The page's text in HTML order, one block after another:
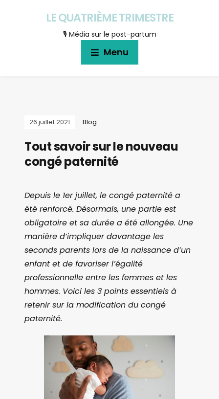
LE QUATRIÈME TRIMESTRE
🎙 Média sur le post-partum
Menu
26 juillet 2021 Blog
Tout savoir sur le nouveau
congé paternité
Depuis le 1er juillet, le congé paternité a
été renforcé. Désormais, une partie est
obligatoire et sa durée a été allongée. Une
manière d’impliquer davantage les
seconds parents lors de la naissance d’un
enfant et de favoriser l’égalité
professionnelle entre les femmes et les
hommes. Voici les 3 points essentiels à
retenir sur la modification du congé
paternité.